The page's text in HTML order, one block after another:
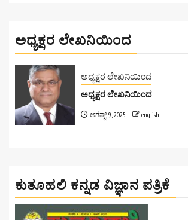
ಅಧ್ಯಕ್ಷರ ಲೇಖನಿಯಿಂದ
ಅಧ್ಯಕ್ಷರ ಲೇಖನಿಯಿಂದ
ಅಧ್ಯಕ್ಷರ ಲೇಖನಿಯಿಂದ
ಆಗಷ್ಟ್ 9, 2025 english
ಕುತೂಹಲಿ ಕನ್ನಡ ವಿಜ್ಞಾನ ಪತ್ರಿಕೆ